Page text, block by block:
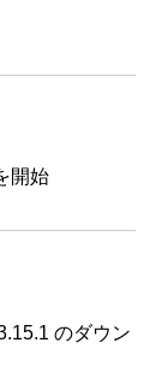
開始
のダウン